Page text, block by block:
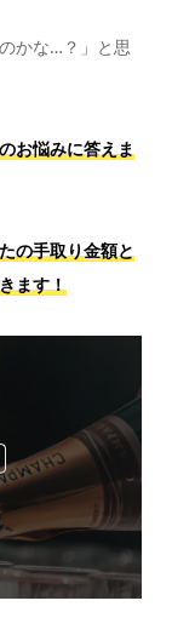
かな…？」と思
お悩みに答えま
の手取り金額と
ます！